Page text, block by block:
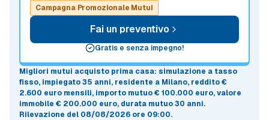
Campagna Promozionale Mutui
Fai un preventivo
Gratis e senza impegno!
Migliori mutui acquisto prima casa: simulazione a tasso
fisso, impiegato 35 anni, residente a Milano, reddito €
2.600 euro mensili, importo mutuo€ 100.000 euro, valore
immobile € 200.000 euro, durata mutuo30 anni.
Rilevazione del 08/08/2026 ore 09:00.